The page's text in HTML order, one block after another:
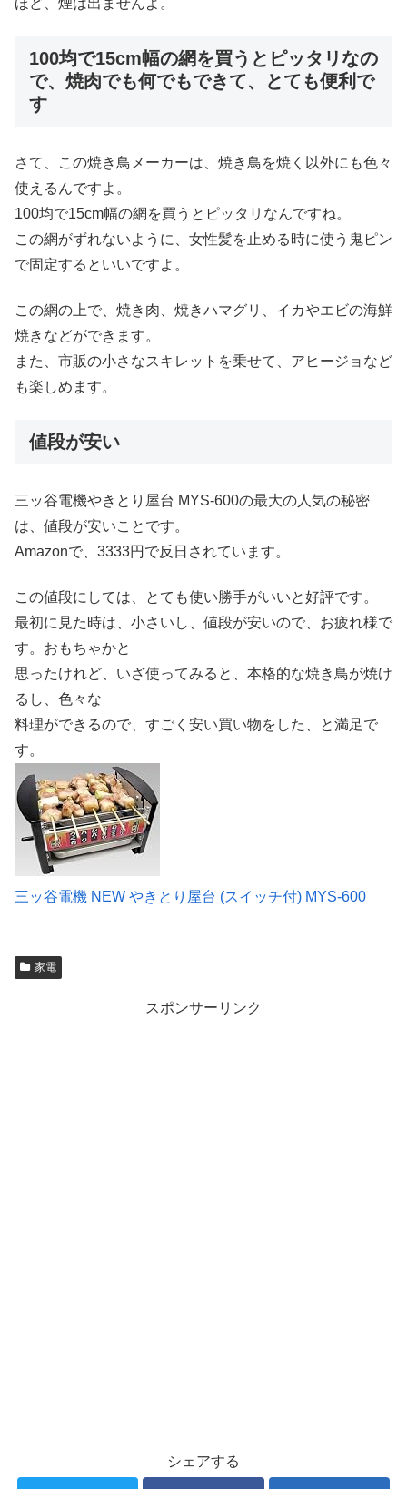
ほど、煙は出ませんよ。
100均で15cm幅の網を買うとピッタリなの
で、焼肉でも何でもできて、とても便利で
す
さて、この焼き鳥メーカーは、焼き鳥を焼く以外にも色々
使えるんですよ。
100均で15cm幅の網を買うとピッタリなんですね。
この網がずれないように、女性髪を止める時に使う鬼ピン
で固定するといいですよ。
この網の上で、焼き肉、焼きハマグリ、イカやエビの海鮮
焼きなどができます。
また、市販の小さなスキレットを乗せて、アヒージョなど
も楽しめます。
値段が安い
三ッ谷電機やきとり屋台 MYS-600の最大の人気の秘密
は、値段が安いことです。
Amazonで、3333円で反日されています。
この値段にしては、とても使い勝手がいいと好評です。
最初に見た時は、小さいし、値段が安いので、お疲れ様で
す。おもちゃかと
思ったけれど、いざ使ってみると、本格的な焼き鳥が焼け
るし、色々な
料理ができるので、すごく安い買い物をした、と満足で
す。
三ッ谷電機 NEW やきとり屋台 (スイッチ付) MYS-600
家電
スポンサーリンク
シェアする